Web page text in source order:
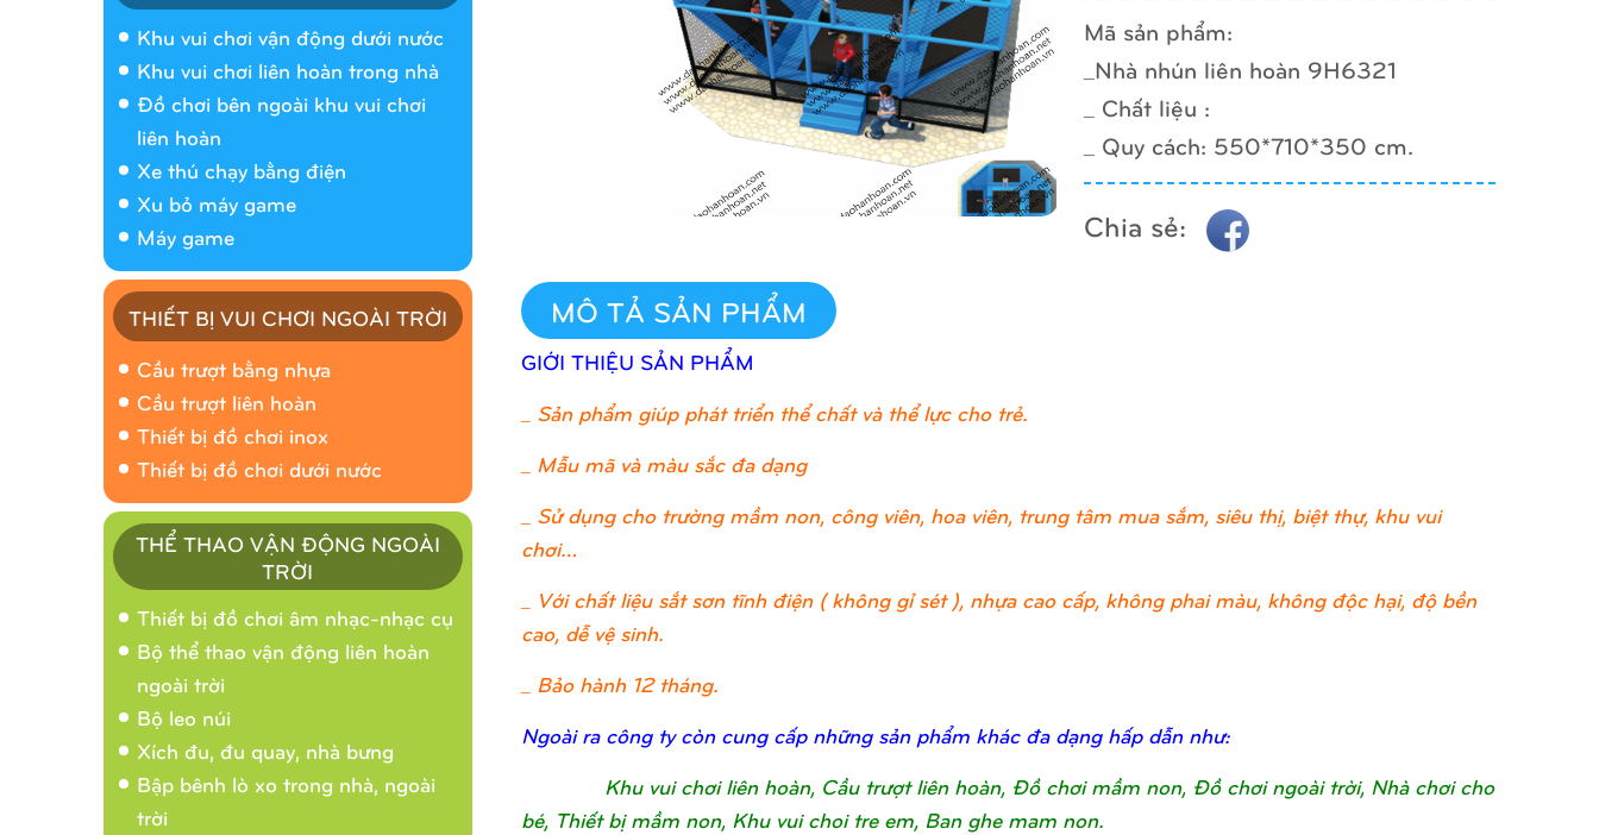
Khu vui chơi vận động dưới nước
Khu vui chơi liên hoàn trong nhà
Đồ chơi bên ngoài khu vui chơi
liên hoàn
Xe thú chạy bằng điện
Xu bỏ máy game
Máy game
THIẾT BỊ VUI CHƠI NGOÀI TRỜI
Cầu trượt bằng nhựa
Cầu trượt liên hoàn
Thiết bị đồ chơi inox
Thiết bị đồ chơi dưới nước
THỂ THAO VẬN ĐỘNG NGOÀI
TRỜI
Thiết bị đồ chơi âm nhạc-nhạc cụ
Bộ thể thao vận động liên hoàn
ngoài trời
Bộ leo núi
Xích đu, đu quay, nhà bưng
Bập bênh lò xo trong nhà, ngoài
trời
Mã sản phẩm:
_Nhà nhún liên hoàn 9H6321
_ Chất liệu :
_ Quy cách: 550*710*350 cm.
Chia sẻ:
MÔ TẢ SẢN PHẨM
GIỚI THIỆU SẢN PHẨM
Sản phẩm giúp phát triển thể chất và thể lực cho trẻ.
_ Mẫu mã và màu sắc đa dạng
_ Sử dụng cho trường mầm non, công viên, hoa viên, trung tâm mua sắm, siêu thị, biệt thự, khu vui
chơi…
_ Với chất liệu sắt sơn tĩnh điện ( không gỉ sét ), nhựa cao cấp, không phai màu, không độc hại, độ bền
cao, dễ vệ sinh.
_ Bảo hành 12 tháng.
Ngoài ra công ty còn cung cấp những sản phẩm khác đa dạng hấp dẫn như:
Khu vui chơi liên hoàn, Cầu trượt liên hoàn, Đồ chơi mầm non, Đồ chơi ngoài trời, Nhà chơi cho
bé, Thiết bị mầm non, Khu vui choi tre em, Ban ghe mam non.